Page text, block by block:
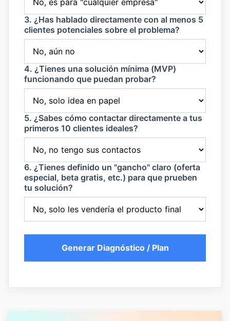
3. ¿Has hablado directamente con al menos 5
clientes potenciales sobre el problema?
4. ¿Tienes una solución mínima (MVP)
funcionando que puedan probar?
5. ¿Sabes cómo contactar directamente a tus
primeros 10 clientes ideales?
6. ¿Tienes definido un "gancho" claro (oferta
especial, beta gratis, etc.) para que prueben
tu solución?
Generar Diagnóstico / Plan